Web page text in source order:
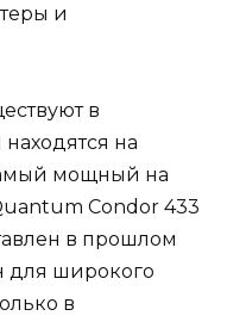
и
в
на
мощный на
Condor 433
в прошлом
для широкого
в